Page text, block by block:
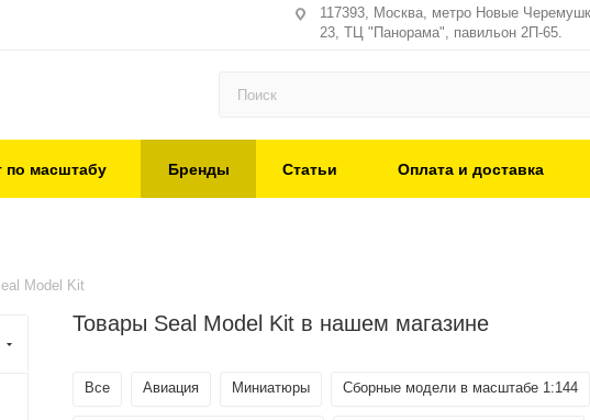
117393, Москва, метро Новые
23, ТЦ "Панорама", павильон 2П-65.
по масштабу Бренды Статьи Оплата и доставка
Model Kit
Товары Seal Model Kit в нашем магазине
Все Авиация Миниатюры Сборные модели в масштабе 1:144